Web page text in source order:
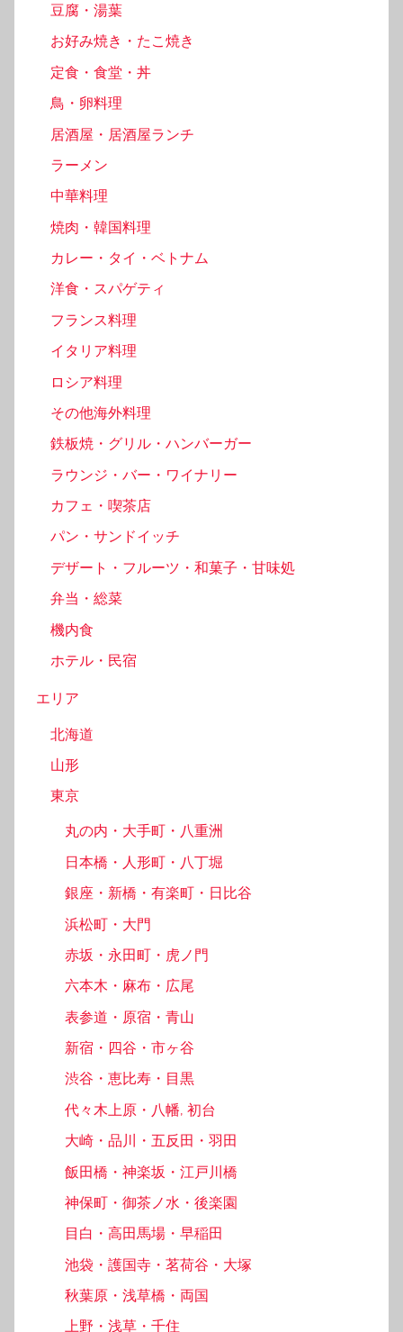
豆腐・湯葉
お好み焼き・たこ焼き
定食・食堂・丼
鳥・卵料理
居酒屋・居酒屋ランチ
ラーメン
中華料理
焼肉・韓国料理
カレー・タイ・ベトナム
洋食・スパゲティ
フランス料理
イタリア料理
ロシア料理
その他海外料理
鉄板焼・グリル・ハンバーガー
ラウンジ・バー・ワイナリー
カフェ・喫茶店
パン・サンドイッチ
デザート・フルーツ・和菓子・甘味処
弁当・総菜
機内食
ホテル・民宿
エリア
北海道
山形
東京
丸の内・大手町・八重洲
日本橋・人形町・八丁堀
銀座・新橋・有楽町・日比谷
浜松町・大門
赤坂・永田町・虎ノ門
六本木・麻布・広尾
表参道・原宿・青山
新宿・四谷・市ヶ谷
渋谷・恵比寿・目黒
代々木上原・八幡, 初台
大崎・品川・五反田・羽田
飯田橋・神楽坂・江戸川橋
神保町・御茶ノ水・後楽園
目白・高田馬場・早稲田
池袋・護国寺・茗荷谷・大塚
秋葉原・浅草橋・両国
上野・浅草・千住